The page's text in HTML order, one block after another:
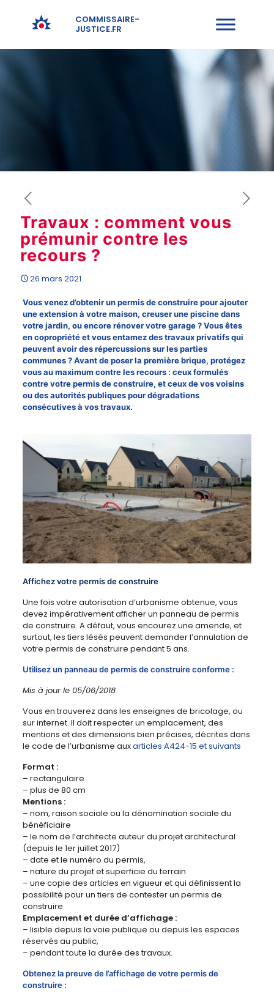
COMMISSAIRE-
JUSTICE.FR
Travaux : comment vous
prémunir contre les
recours ?
26 mars 2021
Vous venez d’obtenir un permis de construire pour ajouter
une extension à votre maison, creuser une piscine dans
votre jardin, ou encore rénover votre garage ? Vous êtes
en copropriété et vous entamez des travaux privatifs qui
peuvent avoir des répercussions sur les parties
communes ? Avant de poser la première brique, protégez
vous au maximum contre les recours : ceux formulés
contre votre permis de construire, et ceux de vos voisins
ou des autorités publiques pour dégradations
consécutives à vos travaux.
Affichez votre permis de construire
Une fois votre autorisation d’urbanisme obtenue, vous
devez impérativement afficher un panneau de permis
de construire. A défaut, vous encourez une amende, et
surtout, les tiers lésés peuvent demander l’annulation de
votre permis de construire pendant 5 ans.
Utilisez un panneau de permis de construire conforme :
Mis à jour le 05/06/2018
Vous en trouverez dans les enseignes de bricolage, ou
sur internet. Il doit respecter un emplacement, des
mentions et des dimensions bien précises, décrites dans
le code de l’urbanisme auxarticles A424-15 et suivants
Format :
– rectangulaire
– plus de 80 cm
Mentions :
– nom, raison sociale ou la dénomination sociale du
bénéficiaire
– le nom de l’architecte auteur du projet architectural
(depuis le 1er juillet 2017)
– date et le numéro du permis,
– nature du projet et superficie du terrain
– une copie des articles en vigueur et qui définissent la
possibilité pour un tiers de contester un permis de
construire
Emplacement et durée d’affichage :
– lisible depuis la voie publique ou depuis les espaces
réservés au public,
– pendant toute la durée des travaux.
Obtenez la preuve de l’affichage de votre permis de
construire :